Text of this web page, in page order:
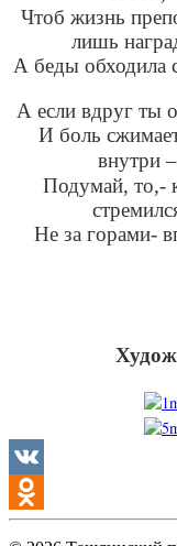
Чтоб жизнь
лишь
А беды обходила
А если вдруг ты
И боль
внутри–
Подумай, то,-
Не за горами-
VK
Odnoklassniki